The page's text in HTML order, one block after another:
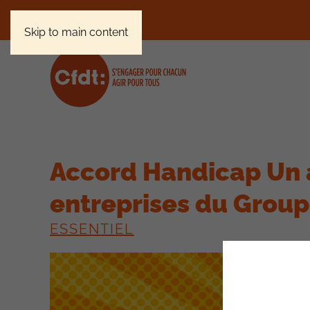
Skip to main content
Accord Handicap
entreprises du
ESSENTIEL